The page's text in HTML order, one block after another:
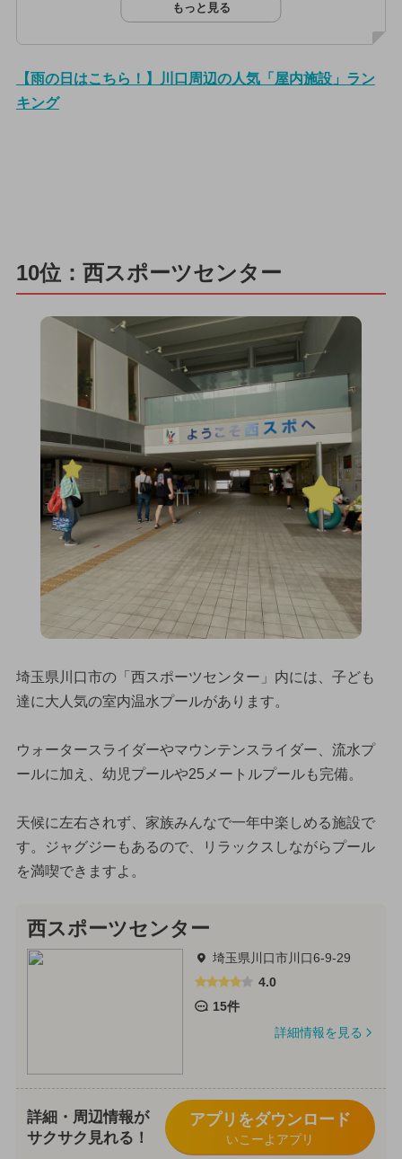
もっと見る
【雨の日はこちら！】川口周辺の人気「屋内施設」ラン
キング
10位：西スポーツセンター
埼玉県川口市の「西スポーツセンター」内には、子ども
達に大人気の室内温水プールがあります。
ウォータースライダーやマウンテンスライダー、流水プ
ールに加え、幼児プールや25メートルプールも完備。
天候に左右されず、家族みんなで一年中楽しめる施設で
す。ジャグジーもあるので、リラックスしながらプール
を満喫できますよ。
西スポーツセンター
埼玉県川口市川口6-9-29
4.0
15件
詳細情報を見る
詳細・周辺情報が
サクサク見れる！
アプリをダウンロード
いこーよアプリ